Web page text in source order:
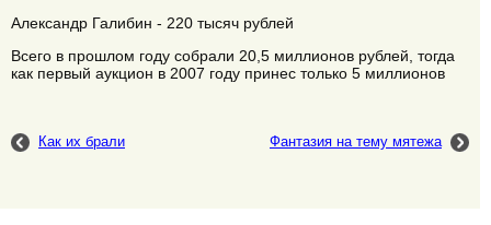
Александр Галибин - 220 тысяч рублей
Всего в прошлом году собрали 20,5 миллионов рублей, тогда
как первый аукцион в 2007 году принес только 5 миллионов
Как их брали Фантазия на тему мятежа